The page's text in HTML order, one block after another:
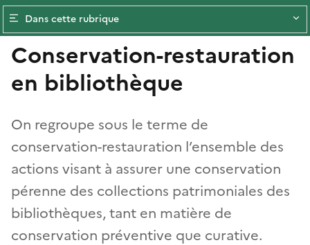
Dans cette rubrique
Conservation-restauration
en bibliothèque
On regroupe sous le terme de
conservation-restauration l’ensemble des
actions visant à assurer une conservation
pérenne des collections patrimoniales des
bibliothèques, tant en matière de
conservation préventive que curative.